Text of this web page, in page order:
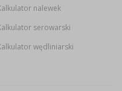
nalewek
serowarski
wędliniarski